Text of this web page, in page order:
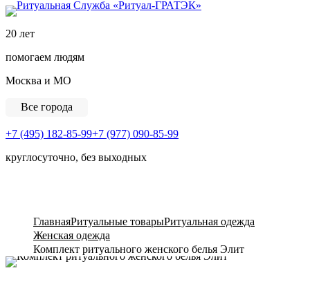
20 лет
помогаем людям
Москва и МО
Все города
+7 (495) 182-85-99+7 (977) 090-85-99
круглосуточно, без выходных
ГлавнаяРитуальные товарыРитуальная одежда
Женская одежда
Комплект ритуального женского белья Элит